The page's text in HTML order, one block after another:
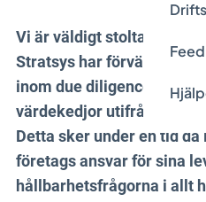
Vi är väldigt stolta och
Stratsys har förvärvat
inom due diligence
värdekedjor utifrån ett
Detta sker under en tid då
företags ansvar för sina
hållbarhetsfrågorna i allt